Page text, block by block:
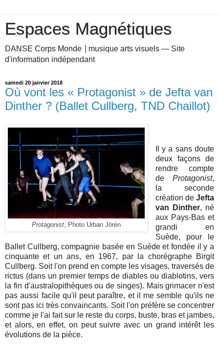
Espaces Magnétiques
DANSE Corps Monde ⎥ musique arts visuels — Site
d'information indépendant
samedi 20 janvier 2018
Où vont les « Protagonist » de Jefta van
Dinther ? (Ballet Cullberg, TND Chaillot)
Protagonist , Photo Urban Jörén
Il y a sans doute
deux façons de
rendre compte
de Protagonist,
la seconde
création de Jefta
van Dinther, né
aux Pays-Bas et
grandi en
Suède, pour le
Ballet Cullberg, compagnie basée en Suède et fondée il y a
cinquante et un ans, en 1967, par la chorégraphe Birgit
Cullberg. Soit l'on prend en compte les visages, traversés de
rictus (dans un premier temps de diables ou diablotins, vers
la fin d'australopithèques ou de singes). Mais grimacer n'est
pas aussi facile qu'il peut paraître, et il me semble qu'ils ne
sont pas ici très convaincants. Soit l'on préfère se concentrer
comme je l'ai fait sur le reste du corps, buste, bras et jambes,
et alors, en effet, on peut suivre avec un grand intérêt les
évolutions de la pièce.